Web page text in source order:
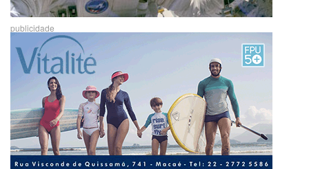
publicidade